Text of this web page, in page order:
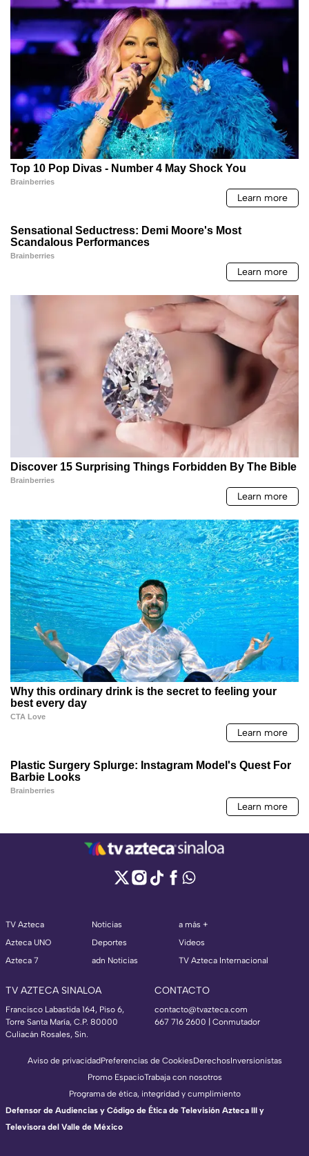
TV Azteca
Azteca UNO
Azteca 7
Noticias
Deportes
adn Noticias
a más +
Videos
TV Azteca Internacional
TV AZTECA SINALOA
Francisco Labastida 164, Piso 6,
Torre Santa María, C.P. 80000
Culiacán Rosales, Sin.
CONTACTO
contacto@tvazteca.com
667 716 2600 | Conmutador
Aviso de privacidadPreferencias de CookiesDerechosInversionistas
Promo EspacioTrabaja con nosotros
Programa de ética, integridad y cumplimiento
Defensor de Audiencias y Código de Ética de Televisión Azteca III y
Televisora del Valle de México